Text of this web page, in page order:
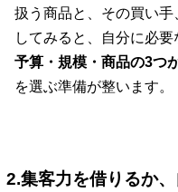
扱う商品と、その買い
してみると、自分に必要
予算・規模・商品の3つ
を選ぶ準備が整います。
2.集客力を借りるか